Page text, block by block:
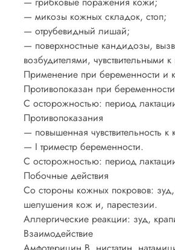
— микозы кожных складок, стоп;
— отрубевидный лишай;
— поверхностные кандидозы,
возбудителями, чувствительными
Применение при беременности и
Противопоказан при
С осторожностью: период
Противопоказания
— повышенная чувствительность
— I триместр беременности.
С осторожностью: период
Побочные действия
Со стороны кожных покровов:
шелушения кож и, парестезии.
Аллергические реакции: зуд,
Взаимодействие